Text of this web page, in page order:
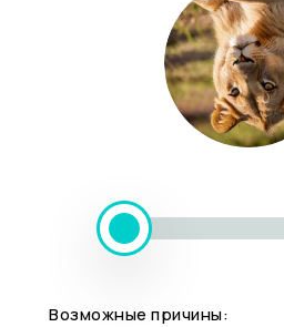
Возможные причины: